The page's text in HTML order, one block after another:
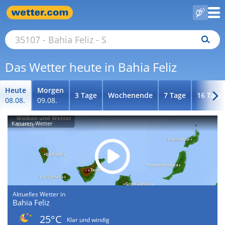
Das Wetter heute in Bahia Feliz
Heute
08.08.
Morgen
09.08.
3 Tage Wochenende 7 Tage 16 Tage
Kanaren-Wetter
Aktuelles Wetter in
Bahia Feliz
25°C
Klar und windig